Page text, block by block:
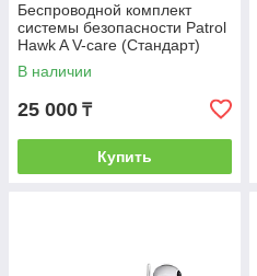
Беспроводной комплект
системы безопасности Patrol
Hawk A V-care (Стандарт)
В наличии
25 000 ₸
Купить